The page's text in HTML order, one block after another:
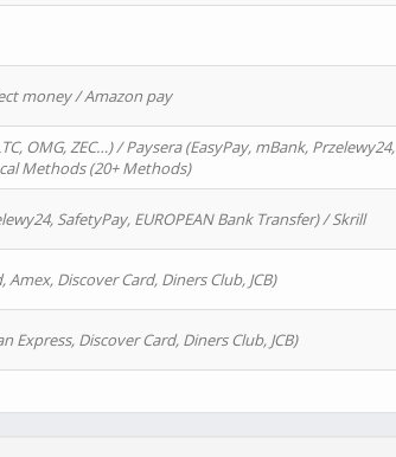
money / Amazon pay
OMG, ZEC…) / Paysera (EasyPay, mBank, Przelewy24,
Methods (20+ Methods)
SafetyPay, EUROPEAN Bank Transfer) / Skrill
Discover Card, Diners Club, JCB)
Discover Card, Diners Club, JCB)